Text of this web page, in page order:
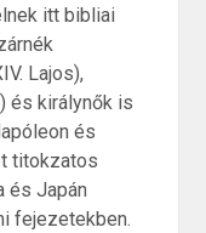
itt bibliai
Lajos),
és királynők is
és
titokzatos
és Japán
fejezetekben.